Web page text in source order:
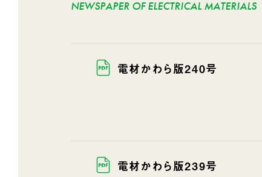
電材かわら版240号
電材かわら版239号